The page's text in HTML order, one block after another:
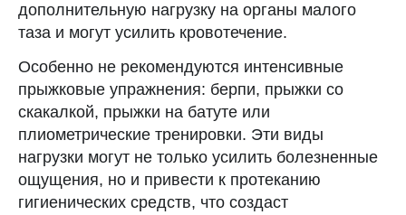
дополнительную нагрузку на органы малого
таза и могут усилить кровотечение.
Особенно не рекомендуются интенсивные
прыжковые упражнения: берпи, прыжки со
скакалкой, прыжки на батуте или
плиометрические тренировки. Эти виды
нагрузки могут не только усилить болезненные
ощущения, но и привести к протеканию
гигиенических средств, что создаст
СКАЧАТЬ